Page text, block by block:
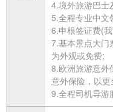
4.境外旅游巴士
5.全程专业中文
6.申根签证费(
7.基本景点大门
为外观或免费;
8.欧洲旅游意外
意外保险，以
9.全程司机导游